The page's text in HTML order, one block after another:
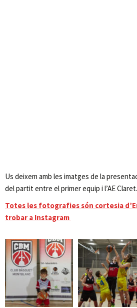
Us deixem amb les imatges de la
del partit entre el primer equip i l’AE Claret.
Totes les fotografies són cortesia
trobar a Instagram